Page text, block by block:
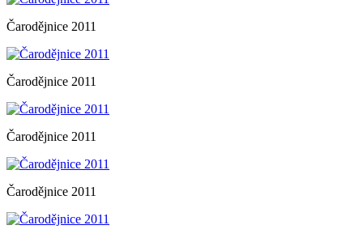
Čarodějnice 2011
Čarodějnice 2011
Čarodějnice 2011
Čarodějnice 2011